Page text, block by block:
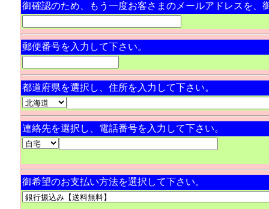
御確認のため、もう一度お客さまのメールアドレスを、
郵便番号を入力して下さい。
都道府県を選択し、住所を入力して下さい。
連絡先を選択し、電話番号を入力して下さい。
御希望のお支払い方法を選択して下さい。